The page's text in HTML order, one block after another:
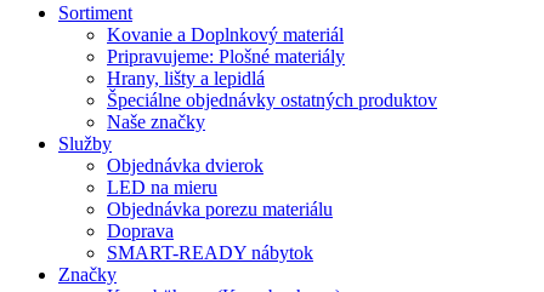
Sortiment
Kovanie a Doplnkový materiál
Pripravujeme: Plošné materiály
Hrany, lišty a lepidlá
Špeciálne objednávky ostatných produktov
Naše značky
Služby
Objednávka dvierok
LED na mieru
Objednávka porezu materiálu
Doprava
SMART-READY nábytok
Značky